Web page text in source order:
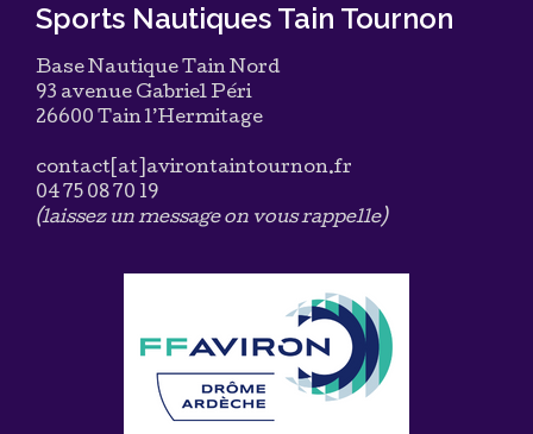
Sports Nautiques Tain Tournon
Base Nautique Tain Nord
93 avenue Gabriel Péri
26600 Tain l’Hermitage
contact[at]avirontaintournon.fr
04 75 08 70 19
(laissez un message on vous rappelle)